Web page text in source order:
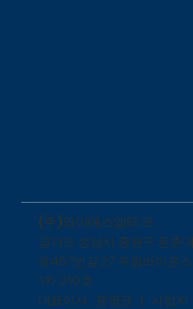
(주)와이에스엠테크
​경기도 성남시 중원구 둔촌대
로457번길 27 우림라이온스
1차 210호
대표이사 : 윤명균 | 사업자